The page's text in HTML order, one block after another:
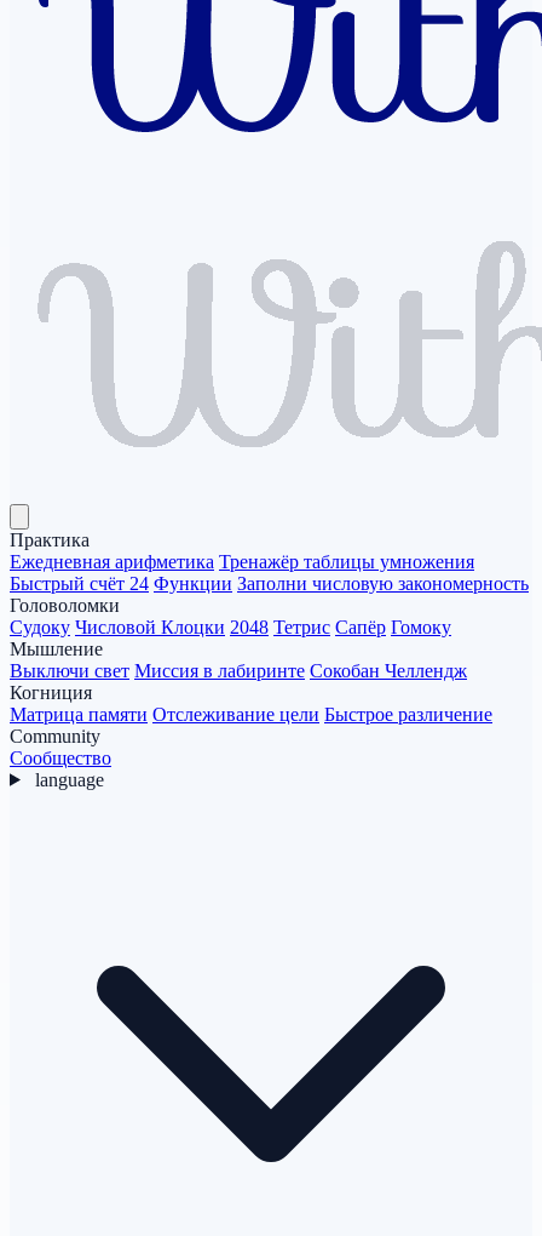
Практика
Ежедневная арифметика Тренажёр таблицы умножения
Быстрый счёт 24 Функции Заполни числовую закономерность
Головоломки
Судоку Числовой Клоцки 2048 Тетрис Сапёр Гомоку
Мышление
Выключи свет Миссия в лабиринте Сокобан Челлендж
Когниция
Матрица памяти Отслеживание цели Быстрое различение
Community
Сообщество
language